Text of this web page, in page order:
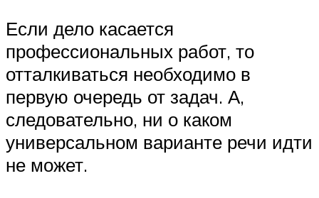
Если дело касается
профессиональных работ, то
отталкиваться необходимо в
первую очередь от задач. А,
следовательно, ни о каком
универсальном варианте речи идти
не может.